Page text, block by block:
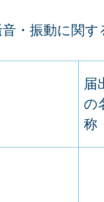
・振動に関す
届
の
称